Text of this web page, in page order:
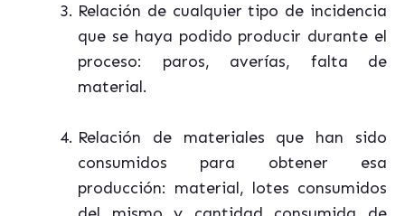
Relación de cualquier tipo de incidencia
que se haya podido producir durante el
proceso: paros, averías, falta de
material.
Relación de materiales que han sido
consumidos para obtener esa
producción: material, lotes consumidos